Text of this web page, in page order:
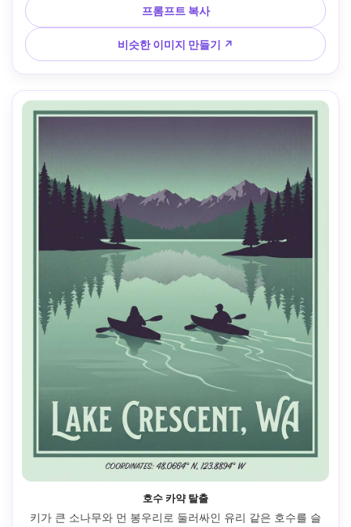
된 금박 타이포그래피 효과, 스크린 프린트 질감, 고해상도 선
물 프린트 구성, 85mm 렌즈, 얕은 피사계 깊이 --ar 4:5
프롬프트 복사
비슷한 이미지 만들기 ↗
호수 카약 탈출
키가 큰 소나무와 먼 봉우리로 둘러싸인 유리 같은 호수를 슬